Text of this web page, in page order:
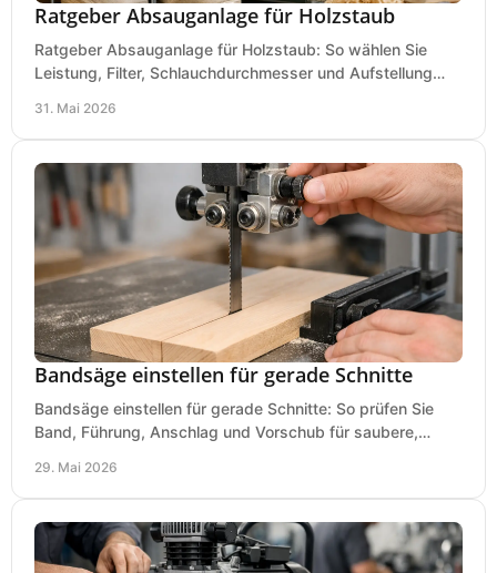
Ratgeber Absauganlage für Holzstaub
Ratgeber Absauganlage für Holzstaub: So wählen Sie
Leistung, Filter, Schlauchdurchmesser und Aufstellung
31. Mai 2026
Bandsäge einstellen für gerade Schnitte
Bandsäge einstellen für gerade Schnitte: So prüfen Sie
Band, Führung, Anschlag und Vorschub für saubere,
29. Mai 2026